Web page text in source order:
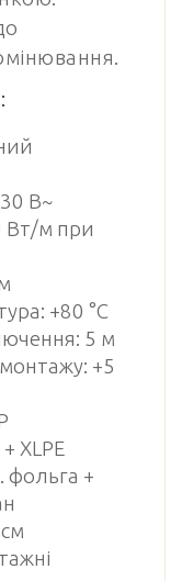
В~
Вт/м при
+80 °C
5 м
+5
XLPE
фольга +